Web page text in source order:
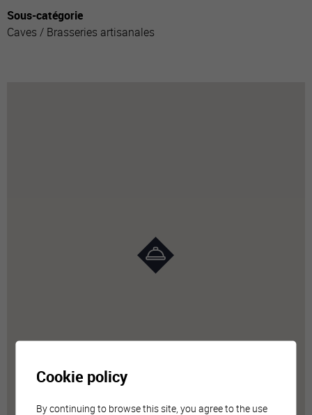
Sous-catégorie
Caves / Brasseries artisanales
Cookie policy
By continuing to browse this site, you agree to the use